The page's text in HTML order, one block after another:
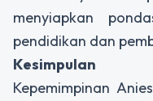
menyiapkan
pendidikan dan
Kesimpulan
Kepemimpinan